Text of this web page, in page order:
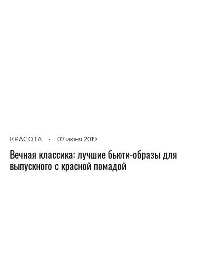
КРАСОТА • 07 июня 2019
Вечная классика: лучшие бьюти-образы для
выпускного с красной помадой